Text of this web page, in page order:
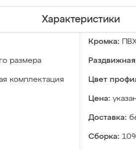
Характеристики
Кромка:
размера
комплектация Цвет
Цена:
Доставка:
Сборка: